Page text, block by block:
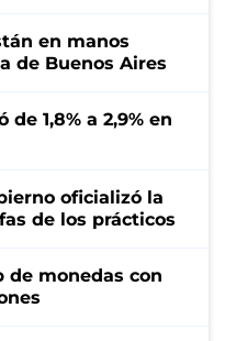
en manos
de Buenos Aires
1,8% a 2,9% en
oficializó la
de los prácticos
de monedas con